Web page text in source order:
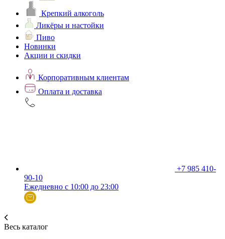
Крепкий алкоголь
Ликёры и настойки
Пиво
Новинки
Акции и скидки
Корпоративным клиентам
Оплата и доставка
+7 985 410-
90-10
Ежедневно с 10:00 до 23:00
Весь каталог